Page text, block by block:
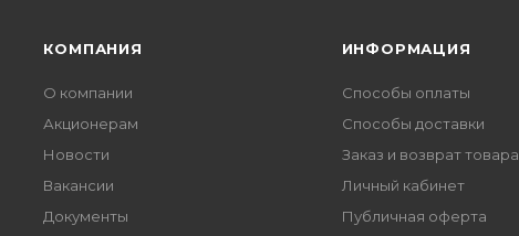
КОМПАНИЯ
О компании
Акционерам
Новости
Вакансии
Документы
ИНФОРМАЦИЯ
Способы оплаты
Способы доставки
Заказ и возврат товара
Личный кабинет
Публичная оферта